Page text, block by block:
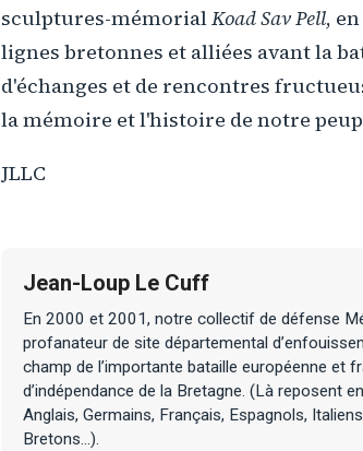
sculptures-mémorialKoad Sav Pell,
lignes bretonnes et alliées avant la
d'échanges et de rencontres
la mémoire et l'histoire de notre
JLLC
Jean-Loup Le Cuff
En 2000 et 2001, notre collectif de défense
profanateur de site départemental
champ de l’importante bataille européenne et
d’indépendance de la Bretagne. (Là reposent
Anglais, Germains, Français, Espagnols,
Bretons…).